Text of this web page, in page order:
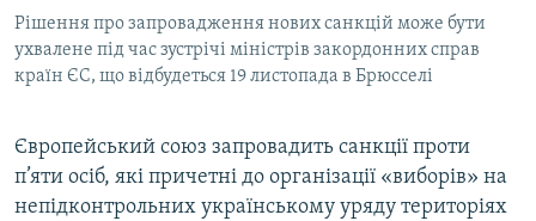
ІНФОГРАФІКА
ДОЛУЧАЙСЯ!
Усі сайти RFE/RL
Рішення про запровадження нових санкцій може бути
ухвалене під час зустрічі міністрів закордонних справ
країн ЄС, що відбудеться 19 листопада в Брюсселі
Європейський союз запровадить санкції проти
п’яти осіб, які причетні до організації «виборів» на
непідконтрольних українському уряду територіях